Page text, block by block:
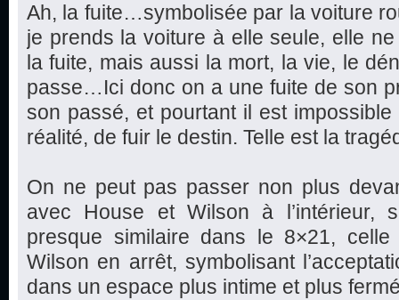
Ah, la fuite…symbolisée par la voiture
je prends la voiture à elle seule, elle
la fuite, mais aussi la mort, la vie, le
passe…Ici donc on a une fuite de son
son passé, et pourtant il est
réalité, de fuir le destin. Telle est la
On ne peut pas passer non plus
avec House et Wilson à l’intérieur,
presque similaire dans le 8×21,
Wilson en arrêt, symbolisant
dans un espace plus intime et plus